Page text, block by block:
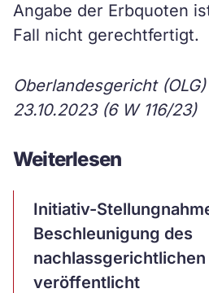
Angabe der Erbquoten
Fall nicht gerechtfertigt.
Oberlandesgericht
23.10.2023 (6 W 116/23)
Weiterlesen
Initiativ-
Beschleunigung des
veröffentlicht
Artikel
ansehen